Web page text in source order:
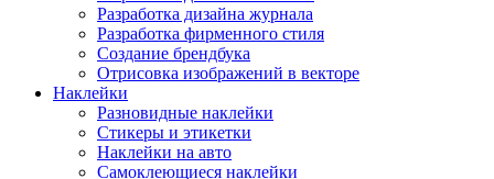
Разработка дизайна журнала
Разработка фирменного стиля
Создание брендбука
Отрисовка изображений в векторе
Наклейки
Разновидные наклейки
Стикеры и этикетки
Наклейки на авто
Самоклеющиеся наклейки